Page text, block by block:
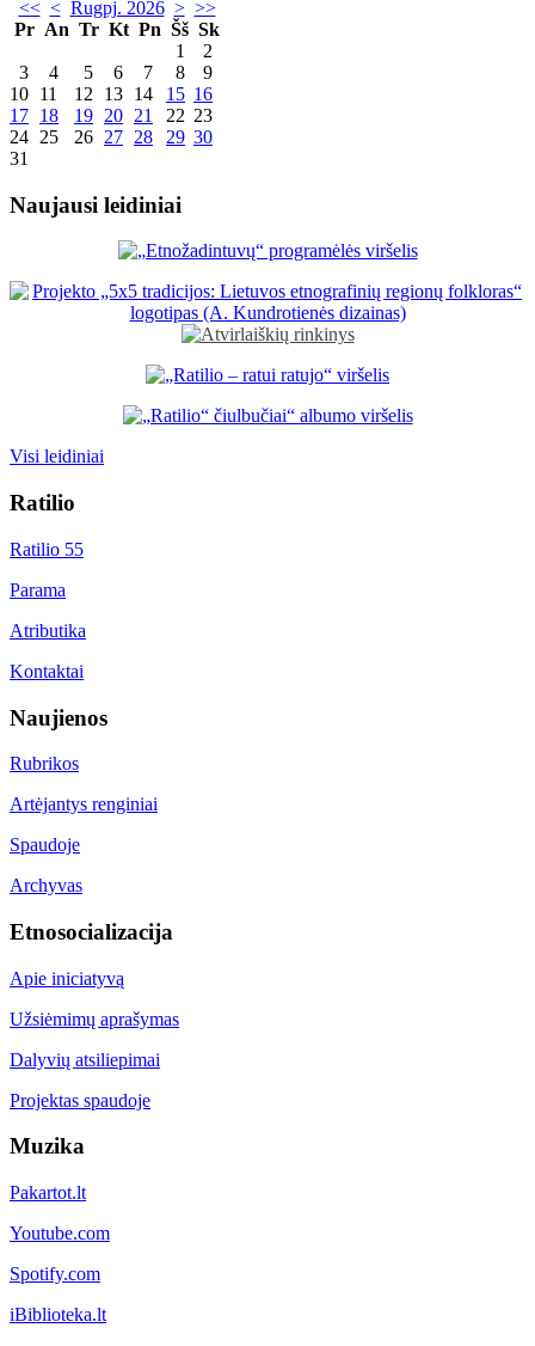
<< < Rugpj. 2026 > >>
Pr An Tr Kt Pn Šš Sk
1
2
3
4 5 6 7 8
9
10 11 12 13 14 15 16
17 18 19 20 21 22 23
24 25 26 27 28 29 30
31
Naujausi leidiniai
Visi leidiniai
Ratilio
Ratilio 55
Parama
Atributika
Kontaktai
Naujienos
Rubrikos
Artėjantys renginiai
Spaudoje
Archyvas
Etnosocializacija
Apie iniciatyvą
Užsiėmimų aprašymas
Dalyvių atsiliepimai
Projektas spaudoje
Muzika
Pakartot.lt
Youtube.com
Spotify.com
iBiblioteka.lt